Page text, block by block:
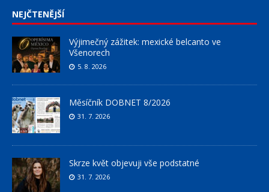
NEJČTENĚJŠÍ
Výjimečný zážitek: mexické belcanto ve
Všenorech
5. 8. 2026
Měsíčník DOBNET 8/2026
31. 7. 2026
Skrze květ objevuji vše podstatné
31. 7. 2026